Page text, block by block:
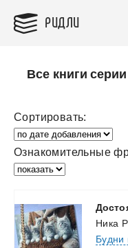
РИДЛИ
Все книги
Сортировать:
Ознакомительные
Ника
Будни